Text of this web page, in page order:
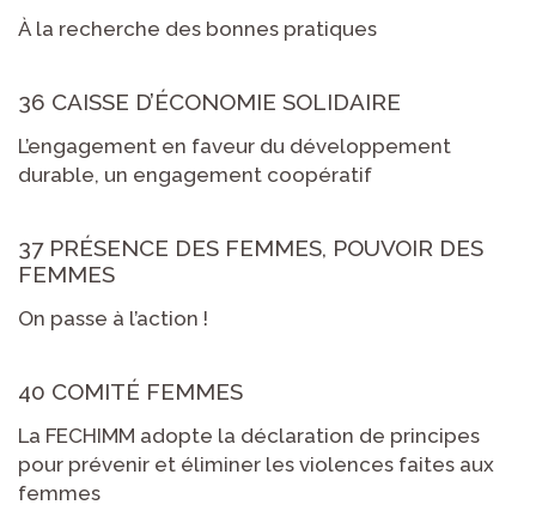
À la recherche des bonnes pratiques
36 CAISSE D’ÉCONOMIE SOLIDAIRE
L’engagement en faveur du développement
durable, un engagement coopératif
37 PRÉSENCE DES FEMMES, POUVOIR DES
FEMMES
On passe à l’action !
40 COMITÉ FEMMES
La FECHIMM adopte la déclaration de principes
pour prévenir et éliminer les violences faites aux
femmes